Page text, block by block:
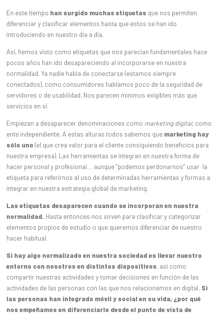
En este tiempo han surgido muchas etiquetas que nos permiten
diferenciar y clasificar elementos hasta que estos se han ido
introduciendo en nuestro día a día.
Así, hemos visto como etiquetas que nos parecían fundamentales hace
pocos años han ido desapareciendo al incorporarse en nuestra
normalidad. Ya nadie habla de conectarse (estamos siempre
conectados), como consumidores hablamos poco de la seguridad de
servidores o de usabilidad. Nos parecen mínimos exigibles más que
servicios en sí.
Empiezan a desaparecer denominaciones como marketing digital, como
ente independiente. A estas alturas todos sabemos que marketing hay
sólo uno (el que crea valor para el cliente consiguiendo beneficios para
nuestra empresa). Las herramientas se integran en nuestra forma de
hacer personal y profesional… aunque “podemos perdonarnos” usar la
etiqueta para referirnos al uso de determinadas herramientas y formas a
integrar en nuestra estrategia global de marketing.
Las etiquetas desaparecen cuando se incorporan en nuestra
normalidad. Hasta entonces nos sirven para clasificar y categorizar
elementos propios de estudio o que queremos diferenciar de nuestro
hacer habitual.
Si hay algo normalizado en nuestra sociedad es llevar nuestro
entorno con nosotros en distintos dispositivos, así como
compartir nuestras actividades y tomar decisiones en función de las
actividades de las personas con las que nos relacionamos en digital. Si
las personas han integrado móvil y social en su vida, ¿por qué
nos empeñamos en diferenciarlo desde el punto de vista de